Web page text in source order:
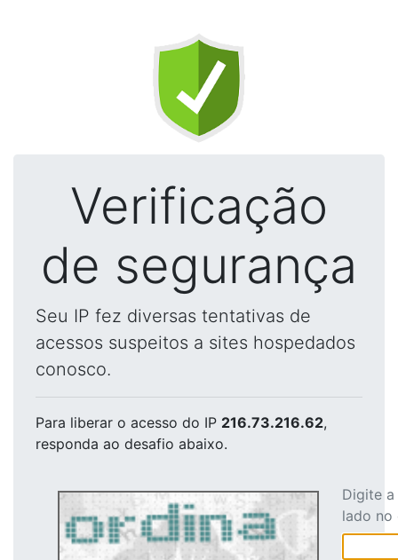
Verificação
de segurança
Seu IP fez diversas tentativas de
acessos suspeitos a sites hospedados
conosco.
Para liberar o acesso do IP 216.73.216.62,
responda ao desafio abaixo.
Digite
lado no